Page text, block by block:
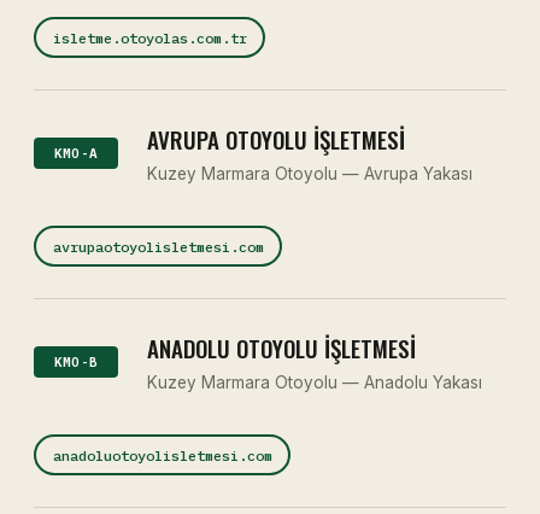
isletme.otoyolas.com.tr
KMO-A AVRUPA OTOYOLU İŞLETMESI
Kuzey Marmara Otoyolu — Avrupa Yakası
avrupaotoyolisletmesi.com
KMO-B ANADOLU OTOYOLU İŞLETMESI
Kuzey Marmara Otoyolu — Anadolu Yakası
anadoluotoyolisletmesi.com